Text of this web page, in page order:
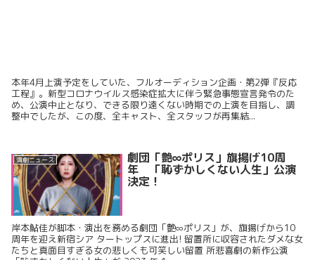
本年4月上演予定をしていた、フルオーディション企画・第2弾『反応
工程』。新型コロナウイルス感染症拡大に伴う緊急事態宣言発令のた
め、公演中止となり、できる限り遠くない時期での上演を目指し、調
整中でしたが、この度、全キャスト、全スタッフが再集結...
演劇ニュース 劇団「艶∞ポリス」旗揚げ10周
年 「恥ずかしくない人生」公演
決定！
岸本鮎佳が脚本・演出を務める劇団「艶∞ポリス」が、旗揚げから10
周年を迎え新宿シア タートップスに進出! 留置所に収容されたダメな女
たちと真面目すぎる女の悲しくも可笑しい留置 所悲喜劇の新作公演